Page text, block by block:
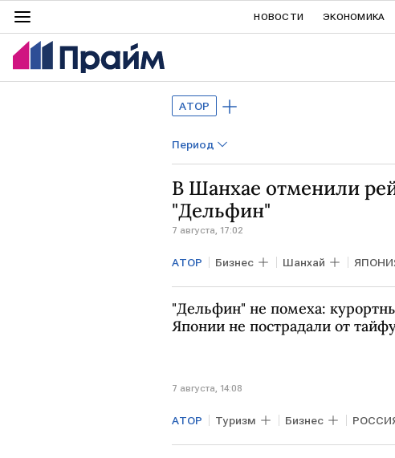
НОВОСТИ ЭКОНОМИКА
АТОР
Период
В Шанхае отменили
"Дельфин"
7 августа, 17:02
АТОР Бизнес Шанхай
"Дельфин" не помеха:
Японии не пострадали от
7 августа, 14:08
АТОР Туризм Бизнес